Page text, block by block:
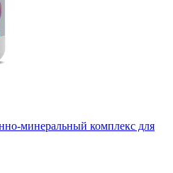
минеральный комплекс для